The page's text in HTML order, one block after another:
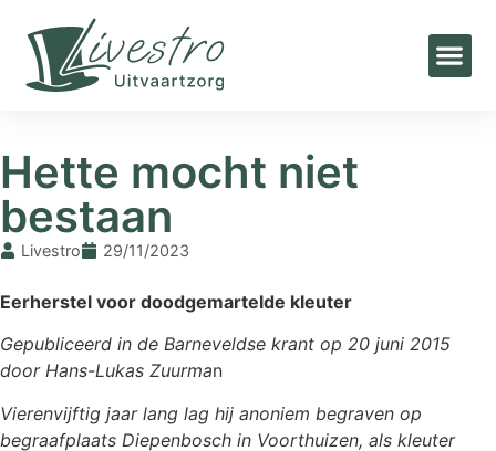
Hette mocht niet
bestaan
Livestro 29/11/2023
Eerherstel voor doodgemartelde kleuter
Gepubliceerd in de Barneveldse krant op 20 juni 2015
door Hans-Lukas Zuurman
Vierenvijftig jaar lang lag hij anoniem begraven op
begraafplaats Diepenbosch in Voorthuizen, als kleuter